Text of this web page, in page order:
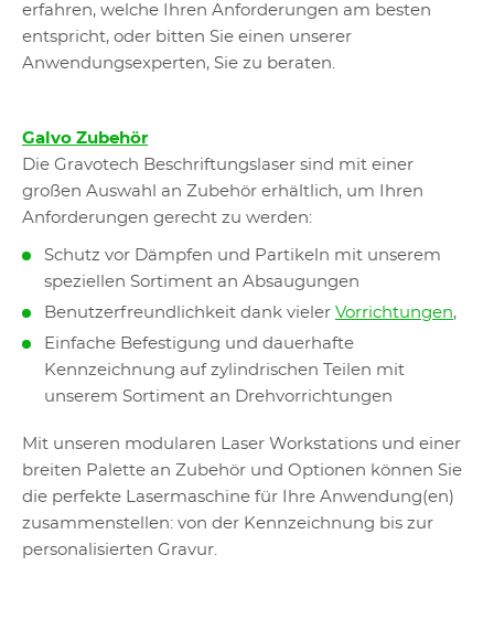
erfahren, welche Ihren Anforderungen am besten
entspricht, oder bitten Sie einen unserer
Anwendungsexperten, Sie zu beraten.
Galvo Zubehör
Die Gravotech Beschriftungslaser sind mit einer
großen Auswahl an Zubehör erhältlich, um Ihren
Anforderungen gerecht zu werden:
Schutz vor Dämpfen und Partikeln mit unserem
speziellen Sortiment an Absaugungen
Benutzerfreundlichkeit dank vieler Vorrichtungen,
Einfache Befestigung und dauerhafte
Kennzeichnung auf zylindrischen Teilen mit
unserem Sortiment an Drehvorrichtungen
Mit unseren modularen Laser Workstations und einer
breiten Palette an Zubehör und Optionen können Sie
die perfekte Lasermaschine für Ihre Anwendung(en)
zusammenstellen: von der Kennzeichnung bis zur
personalisierten Gravur.